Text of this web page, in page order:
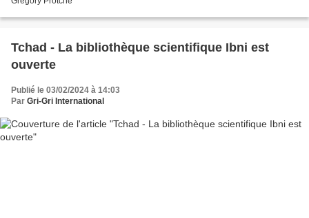
Tchad - La bibliothèque scientifique Ibni est
ouverte
Publié le 03/02/2024 à 14:03
Par Gri-Gri International